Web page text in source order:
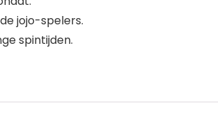
jojo-spelers.
spintijden.